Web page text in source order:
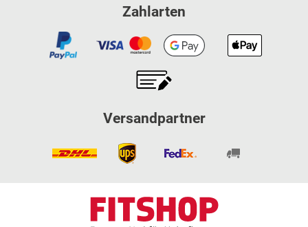
Zahlarten
Versandpartner